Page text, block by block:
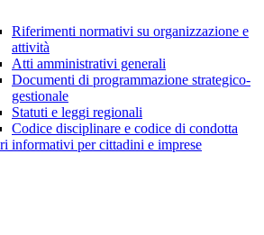
Riferimenti normativi su organizzazione e
attività
Atti amministrativi generali
Documenti di programmazione strategico-
gestionale
Statuti e leggi regionali
Codice disciplinare e codice di condotta
informativi per cittadini e imprese